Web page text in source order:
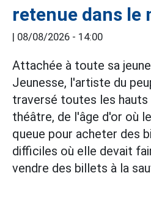
retenue dans le
| 08/08/2026 - 14:00
Attachée à toute sa
Jeunesse, l'artiste du
traversé toutes les hauts
théâtre, de l'âge d'or où
queue pour acheter des
difficiles où elle devait
vendre des billets à la